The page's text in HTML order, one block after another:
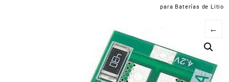
para Baterías de Litio
←